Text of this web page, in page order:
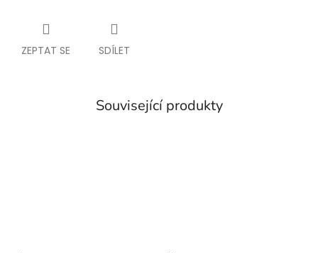
ZEPTAT SE SDÍLET
Související produkty